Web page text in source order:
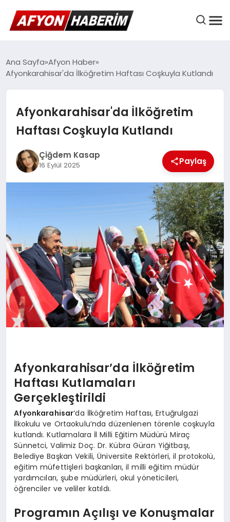
AFYON HABER
BELEDIYELER
EKONOMI
SPOR
MAGAZIN
SAĞLIK
TEKNOLOJI
Ana Sayfa Afyon Haber
Afyonkarahisar'da İlköğretim Haftası Coşkuyla Kutlandı
Afyonkarahisar'da İlköğretim
Haftası Coşkuyla Kutlandı
Çiğdem Kasap
16 Eylül 2025 Paylaş
Afyonkarahisar’da İlköğretim
Haftası Kutlamaları
Gerçekleştirildi
Afyonkarahisar‘da İlköğretim Haftası, Ertuğrulgazi
İlkokulu ve Ortaokulu’nda düzenlenen törenle coşkuyla
kutlandı. Kutlamalara İl Milli Eğitim Müdürü Miraç
Sünnetci, Valimiz Doç. Dr. Kübra Güran Yiğitbaşı,
Belediye Başkan Vekili, Üniversite Rektörleri, il protokolü,
eğitim müfettişleri başkanları, il milli eğitim müdür
yardımcıları, şube müdürleri, okul yöneticileri,
öğrenciler ve veliler katıldı.
Programın Açılışı ve Konuşmalar